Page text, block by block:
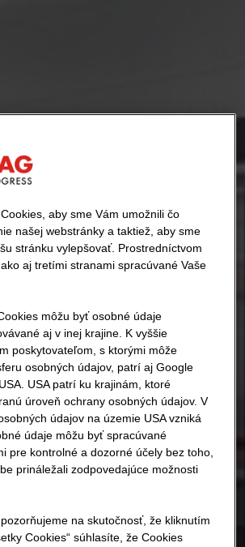
aby sme Vám umožnili čo
našej webstránky a taktiež, aby sme
stránku vylepšovať. Prostredníctvom
aj tretími stranami spracúvané Vaše
môžu byť osobné údaje
aj v inej krajine. K vyššie
poskytovateľom, s ktorými môže
osobných údajov, patrí aj Google
USA patrí ku krajinám, ktoré
úroveň ochrany osobných údajov. V
údajov na územie USA vzniká
údaje môžu byť spracúvané
pre kontrolné a dozorné účely bez toho,
prináležali zodpovedajúce možnosti
na skutočnosť, že kliknutím
Cookies“ súhlasíte, že Cookies